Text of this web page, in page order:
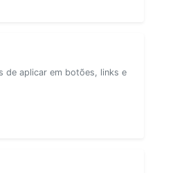
de aplicar em botões, links e